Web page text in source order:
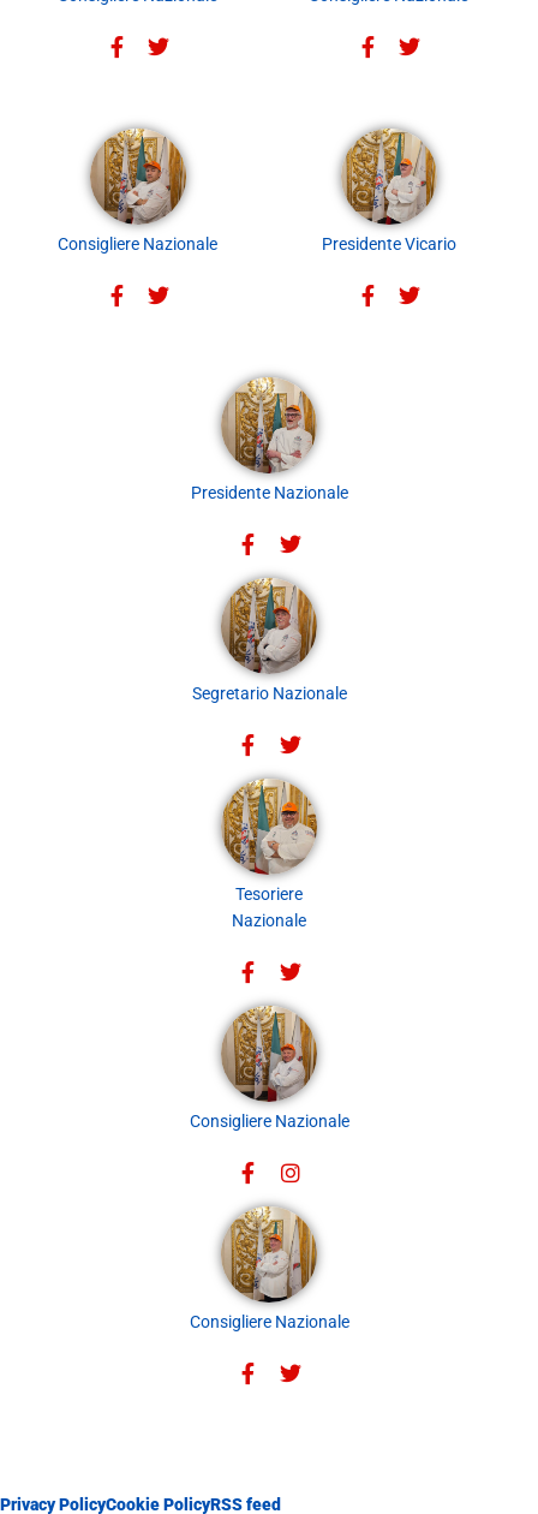
Consigliere Nazionale Presidente Vicario
Presidente Nazionale
Segretario Nazionale
Tesoriere
Nazionale
Consigliere Nazionale
Consigliere Nazionale
Privacy PolicyCookie PolicyRSS feed